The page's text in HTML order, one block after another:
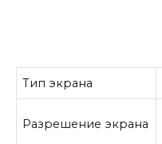
Тип экрана
Разрешение экрана